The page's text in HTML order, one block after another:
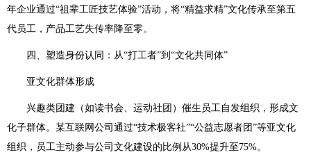
年企业通过“祖辈工匠技艺体验”活动，将“精益求精”文化传承至第五
代员工，产品工艺失传率降至零。
四、塑造身份认同：从“打工者”到“文化共同体”
亚文化群体形成
兴趣类团建（如读书会、运动社团）催生员工自发组织，形成文
化子群体。某互联网公司通过“技术极客社”“公益志愿者团”等亚文化
组织，员工主动参与公司文化建设的比例从30%提升至75%。